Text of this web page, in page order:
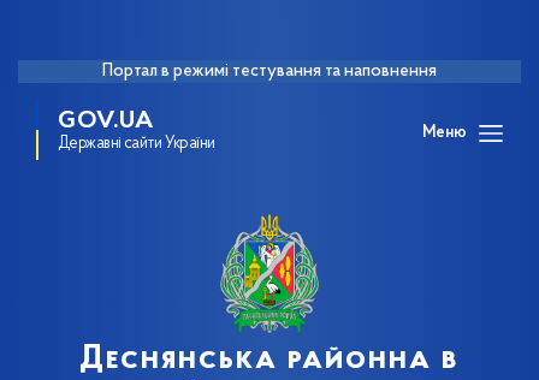
Портал в режимі тестування та наповнення
GOV.UA
Державні сайти України
Меню
Деснянська районна в